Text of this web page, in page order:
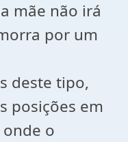
mãe não irá
por um
deste tipo,
posições em
o